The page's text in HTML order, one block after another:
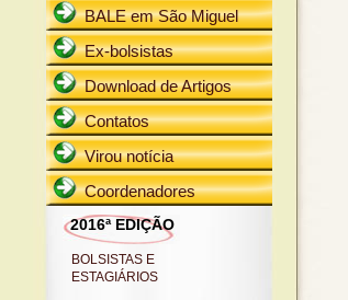
BALE em São Miguel
Ex-bolsistas
Download de Artigos
Contatos
Virou notícia
Coordenadores
2016ª EDIÇÃO
BOLSISTAS E
ESTAGIÁRIOS